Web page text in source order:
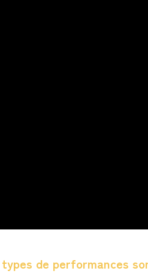
types de performances